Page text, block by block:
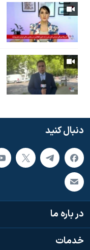
دنبال کنید
در باره ما
خدمات